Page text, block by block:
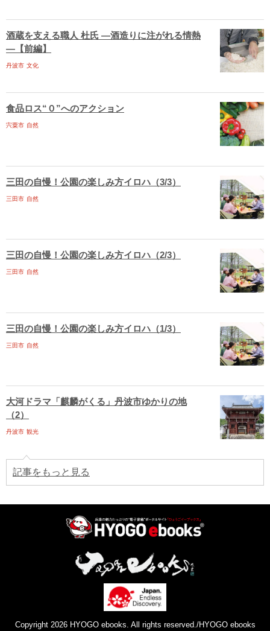
酒蔵を支える職人 杜氏 ―酒造りに注がれる情熱
―【前編】
丹波市 文化
食品ロス“０”へのアクション
宍粟市 自然
三田の自慢！公園の楽しみ方イロハ（3/3）
三田市 自然
三田の自慢！公園の楽しみ方イロハ（2/3）
三田市 自然
三田の自慢！公園の楽しみ方イロハ（1/3）
三田市 自然
大河ドラマ「麒麟がくる」丹波市ゆかりの地
（2）
丹波市 観光
記事をもっと見る
Copyright 2026 HYOGO ebooks. All rights reserved./HYOGO ebooks